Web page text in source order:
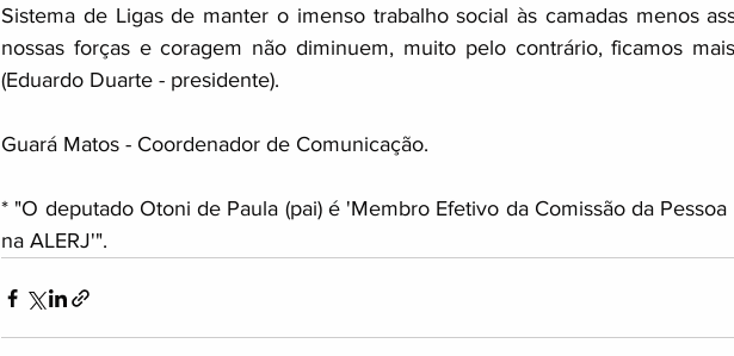
Sistema de Ligas de manter o imenso trabalho social às camadas menos
nossas forças e coragem não diminuem, muito pelo contrário, ficamos
(Eduardo Duarte - presidente).
Guará Matos - Coordenador de Comunicação.
* "O deputado Otoni de Paula (pai) é 'Membro Efetivo da Comissão da
na ALERJ'".